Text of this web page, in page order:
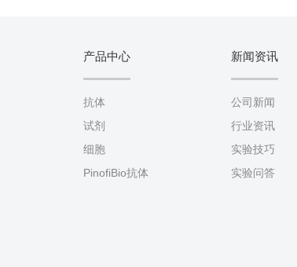
产品中心
抗体
试剂
细胞
PinofiBio抗体
新闻资讯
公司新闻
行业资讯
实验技巧
实验问答